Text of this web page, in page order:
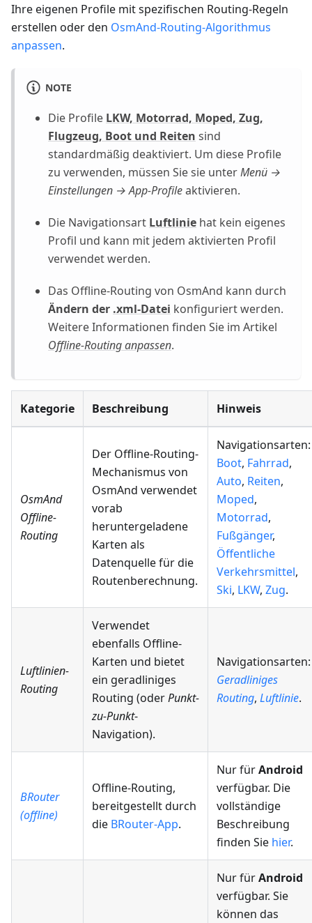
Ihre eigenen Profile mit spezifischen Routing-Regeln
erstellen oder den OsmAnd-Routing-Algorithmus
anpassen.
NOTE
Die Profile LKW, Motorrad, Moped, Zug,
Flugzeug, Boot und Reiten sind
standardmäßig deaktiviert. Um diese Profile
zu verwenden, müssen Sie sie unterMenü →
Einstellungen → App-Profileaktivieren.
Die Navigationsart Luftlinie hat kein eigenes
Profil und kann mit jedem aktivierten Profil
verwendet werden.
Das Offline-Routing von OsmAnd kann durch
Ändern der .xml-Datei konfiguriert werden.
Weitere Informationen finden Sie im Artikel
Offline-Routing anpassen.
Kategorie Beschreibung Hinweis
OsmAnd
Offline-
Routing
Der Offline-Routing-
Mechanismus von
OsmAnd verwendet
vorab
heruntergeladene
Karten als
Datenquelle für die
Routenberechnung.
Navigationsarten:
Boot, Fahrrad,
Auto, Reiten,
Moped,
Motorrad,
Fußgänger,
Öffentliche
Verkehrsmittel,
Ski, LKW, Zug.
Luftlinien-
Routing
Verwendet
ebenfalls Offline-
Karten und bietet
ein geradliniges
Routing (oderPunkt-
zu-Punkt-
Navigation).
Navigationsarten:
Geradliniges
Routing, Luftlinie.
BRouter
(offline)
Offline-Routing,
bereitgestellt durch
die BRouter-App.
Nur fürAndroid
verfügbar. Die
vollständige
Beschreibung
finden Sie hier.
Nur fürAndroid
verfügbar. Sie
können das